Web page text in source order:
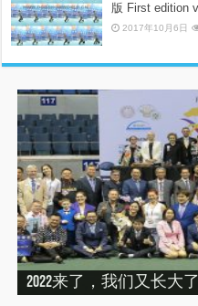
版 First edition
2017年10月6日
2022来了，我们又长大
建设专栏-2020年的冬天
“震”撼之旅——2019印尼犬
SHOW 2019）
建设专栏-2019刚过一半
2019美国143届西敏寺犬